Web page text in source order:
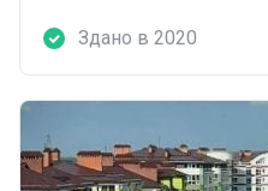
Здано в 2020